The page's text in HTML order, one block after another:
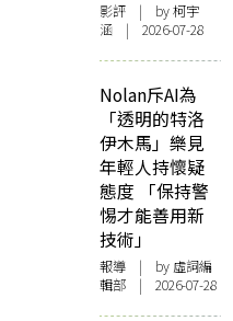
影評 | by 柯宇
涵 | 2026-07-28
Nolan斥AI為
「透明的特洛
伊木馬」樂見
年輕人持懷疑
態度 「保持警
惕才能善用新
技術」
報導 | by 虛詞編
輯部 | 2026-07-28